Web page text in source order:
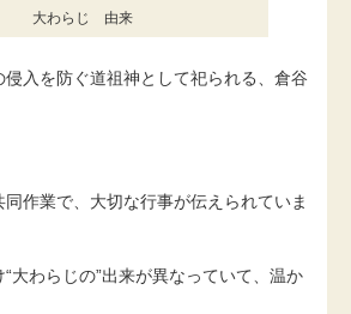
大わらじ 由来
入を防ぐ道祖神として祀られる、倉谷
作業で、大切な行事が伝えられていま
大わらじの”出来が異なっていて、温か